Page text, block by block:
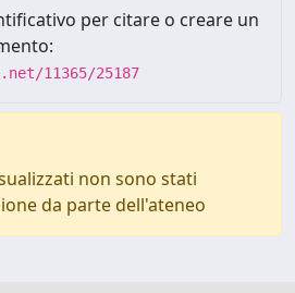
per citare o creare un
11365/25187
non sono stati
da parte dell'ateneo